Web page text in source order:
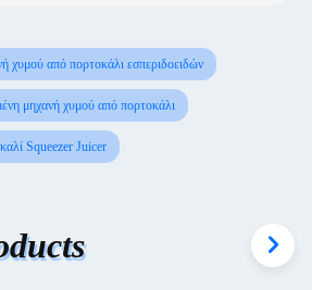
χυμού από πορτοκάλι εσπεριδοειδών
μηχανή χυμού από πορτοκάλι
Squeezer Juicer